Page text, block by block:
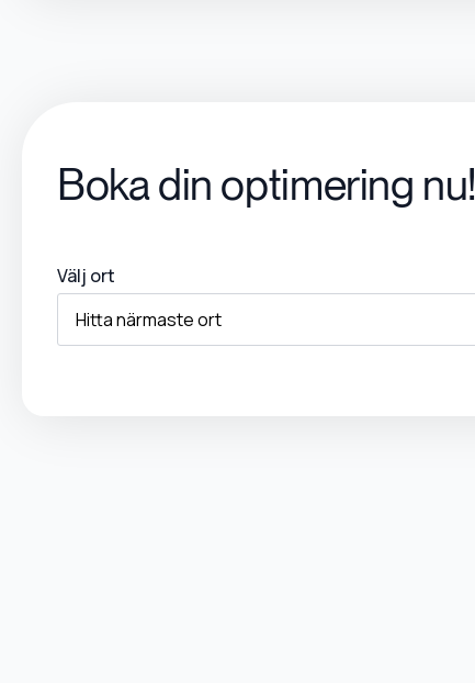
Boka din optimering nu!
Välj ort